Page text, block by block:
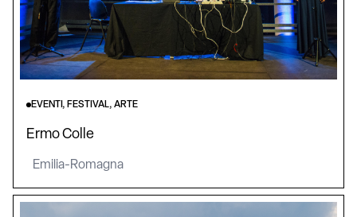
EVENTI, FESTIVAL, ARTE
Ermo Colle
Emilia-Romagna